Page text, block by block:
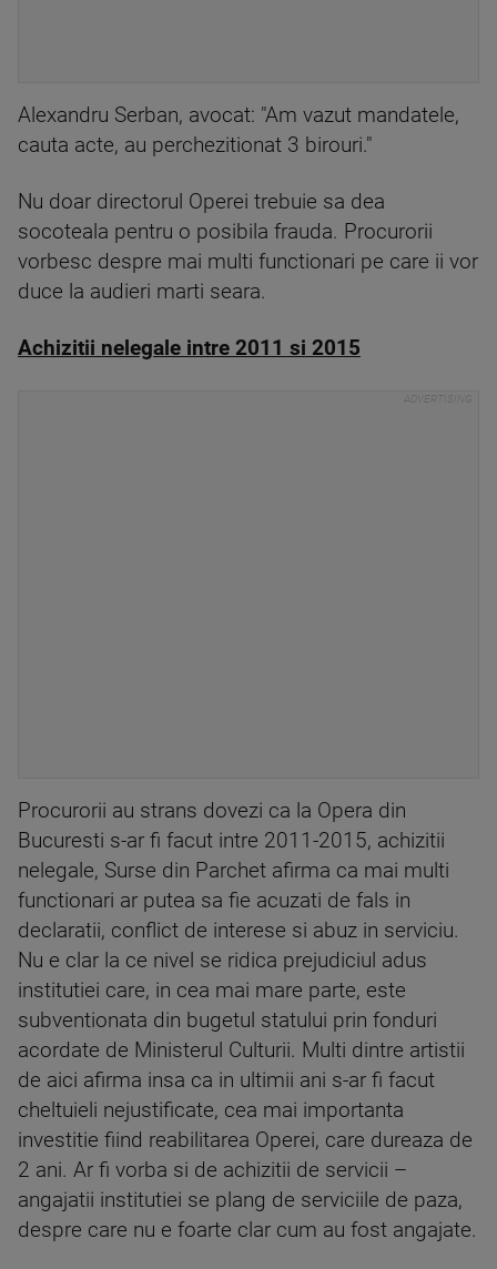
Alexandru Serban, avocat: "Am vazut mandatele,
cauta acte, au perchezitionat 3 birouri."
Nu doar directorul Operei trebuie sa dea
socoteala pentru o posibila frauda. Procurorii
vorbesc despre mai multi functionari pe care ii vor
duce la audieri marti seara.
Achizitii nelegale intre 2011 si 2015
Procurorii au strans dovezi ca la Opera din
Bucuresti s-ar fi facut intre 2011-2015, achizitii
nelegale, Surse din Parchet afirma ca mai multi
functionari ar putea sa fie acuzati de fals in
declaratii, conflict de interese si abuz in serviciu.
Nu e clar la ce nivel se ridica prejudiciul adus
institutiei care, in cea mai mare parte, este
subventionata din bugetul statului prin fonduri
acordate de Ministerul Culturii. Multi dintre artistii
de aici afirma insa ca in ultimii ani s-ar fi facut
cheltuieli nejustificate, cea mai importanta
investitie fiind reabilitarea Operei, care dureaza de
2 ani. Ar fi vorba si de achizitii de servicii –
angajatii institutiei se plang de serviciile de paza,
despre care nu e foarte clar cum au fost angajate.